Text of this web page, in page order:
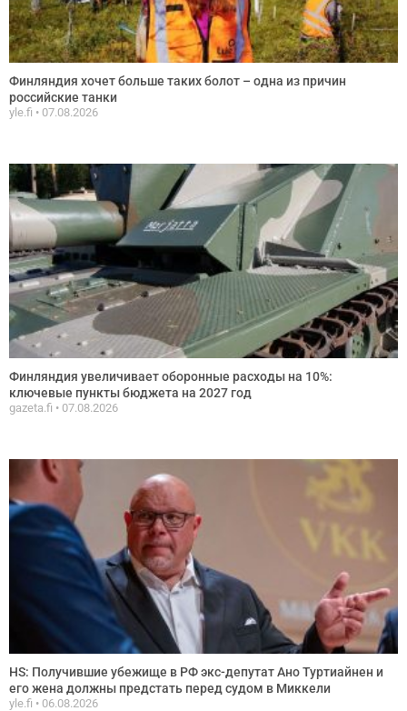
Финляндия хочет больше таких болот – одна из причин
российские танки
yle.fi 07.08.2026
Финляндия увеличивает оборонные расходы на 10%:
ключевые пункты бюджета на 2027 год
gazeta.fi 07.08.2026
HS: Получившие убежище в РФ экс-депутат Ано Туртиайнен и
его жена должны предстать перед судом в Миккели
yle.fi 06.08.2026